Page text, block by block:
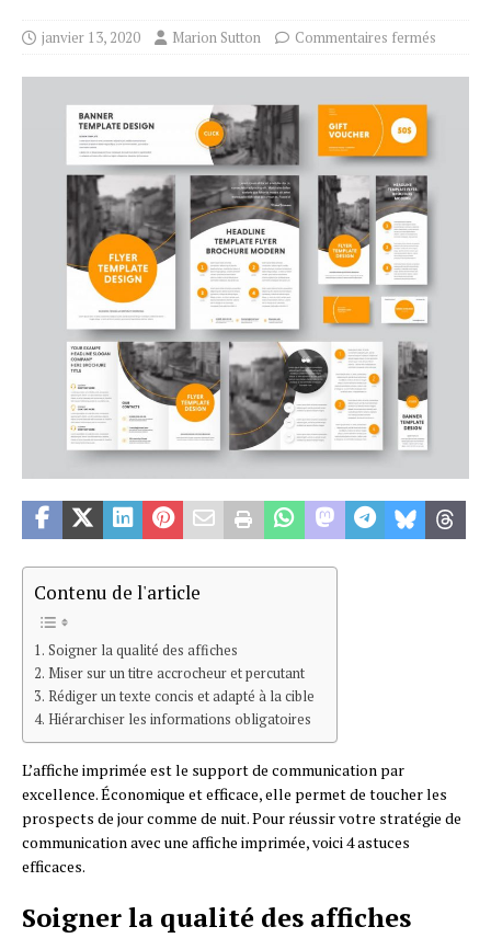
janvier 13, 2020 Marion Sutton Commentaires fermés
Contenu de l'article
Soigner la qualité des affiches
Miser sur un titre accrocheur et percutant
Rédiger un texte concis et adapté à la cible
Hiérarchiser les informations obligatoires
L’affiche imprimée est le support de communication par
excellence. Économique et efficace, elle permet de toucher les
prospects de jour comme de nuit. Pour réussir votre stratégie de
communication avec une affiche imprimée, voici 4 astuces
efficaces.
Soigner la qualité des affiches